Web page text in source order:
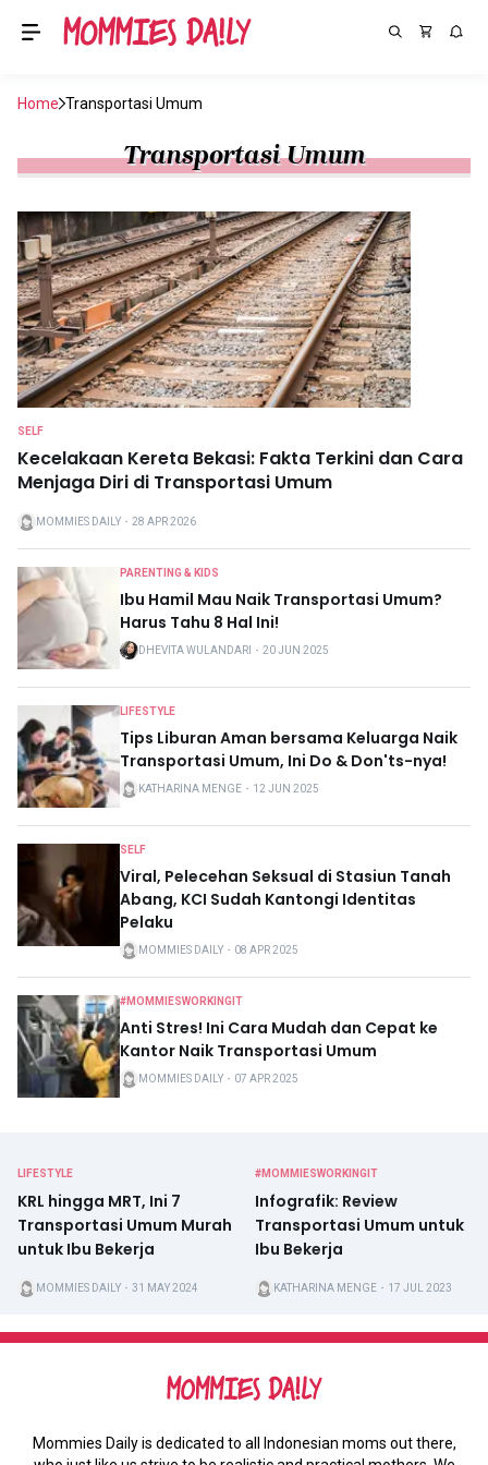
Home Transportasi Umum
Transportasi Umum
SELF
Kecelakaan Kereta Bekasi: Fakta Terkini dan Cara
Menjaga Diri di Transportasi Umum
MOMMIES DAILY ・ 28 APR 2026
PARENTING & KIDS
Ibu Hamil Mau Naik Transportasi Umum?
Harus Tahu 8 Hal Ini!
DHEVITA WULANDARI ・ 20 JUN 2025
LIFESTYLE
Tips Liburan Aman bersama Keluarga Naik
Transportasi Umum, Ini Do & Don'ts-nya!
KATHARINA MENGE ・ 12 JUN 2025
SELF
Viral, Pelecehan Seksual di Stasiun Tanah
Abang, KCI Sudah Kantongi Identitas
Pelaku
MOMMIES DAILY ・ 08 APR 2025
#MOMMIESWORKINGIT
Anti Stres! Ini Cara Mudah dan Cepat ke
Kantor Naik Transportasi Umum
MOMMIES DAILY ・ 07 APR 2025
LIFESTYLE
KRL hingga MRT, Ini 7
Transportasi Umum Murah
untuk Ibu Bekerja
MOMMIES DAILY ・ 31 MAY 2024
#MOMMIESWORKINGIT
Infografik: Review
Transportasi Umum untuk
Ibu Bekerja
KATHARINA MENGE ・ 17 JUL 2023
Mommies Daily is dedicated to all Indonesian moms out there,